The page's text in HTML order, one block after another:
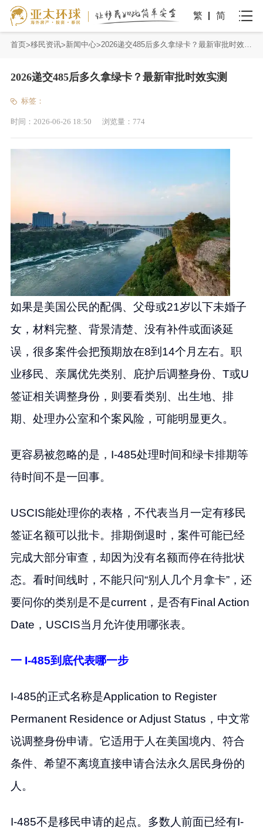
繁 简
首页 移民资讯 新闻中心 2026递交485后多久拿绿卡？最新审批时效实测
2026递交485后多久拿绿卡？最新审批时效实测
标签：
时间： 2026-06-26 18:50 浏览量： 774
如果是美国公民的配偶、父母或21岁以下未婚子
女，材料完整、背景清楚、没有补件或面谈延
误，很多案件会把预期放在8到14个月左右。职
业移民、亲属优先类别、庇护后调整身份、T或U
签证相关调整身份，则要看类别、出生地、排
期、处理办公室和个案风险，可能明显更久。
更容易被忽略的是，I-485处理时间和绿卡排期等
待时间不是一回事。
USCIS能处理你的表格，不代表当月一定有移民
签证名额可以批卡。排期倒退时，案件可能已经
完成大部分审查，却因为没有名额而停在待批状
态。看时间线时，不能只问“别人几个月拿卡”，还
要问你的类别是不是current，是否有Final Action
Date，USCIS当月允许使用哪张表。
一 I-485到底代表哪一步
I-485的正式名称是Application to Register
Permanent Residence or Adjust Status，中文常
说调整身份申请。它适用于人在美国境内、符合
条件、希望不离境直接申请合法永久居民身份的
人。
I-485不是移民申请的起点。多数人前面已经有I-